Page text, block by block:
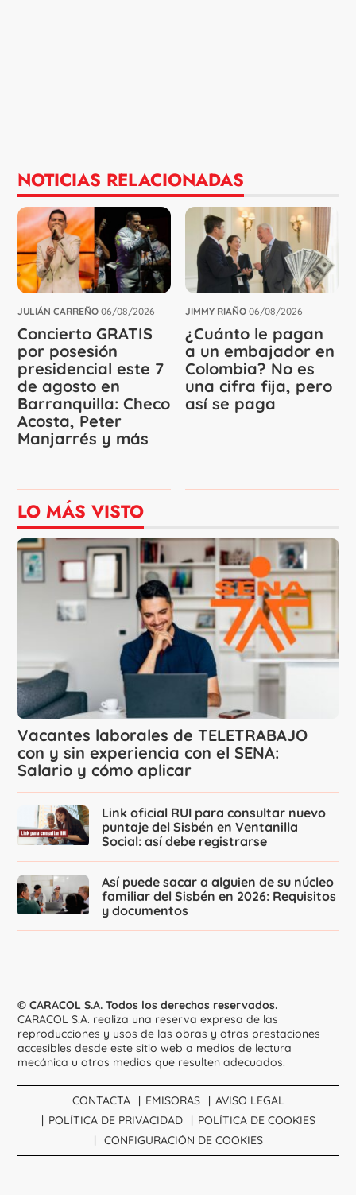
NOTICIAS RELACIONADAS
JULIÁN CARREÑO 06/08/2026
Concierto GRATIS
por posesión
presidencial este 7
de agosto en
Barranquilla: Checo
Acosta, Peter
Manjarrés y más
JIMMY RIAÑO 06/08/2026
¿Cuánto le pagan
a un embajador en
Colombia? No es
una cifra fija, pero
así se paga
LO MÁS VISTO
Vacantes laborales de TELETRABAJO
con y sin experiencia con el SENA:
Salario y cómo aplicar
Link oficial RUI para consultar nuevo
puntaje del Sisbén en Ventanilla
Social: así debe registrarse
Así puede sacar a alguien de su núcleo
familiar del Sisbén en 2026: Requisitos
y documentos
© CARACOL S.A. Todos los derechos reservados.
CARACOL S.A. realiza una reserva expresa de las
reproducciones y usos de las obras y otras prestaciones
accesibles desde este sitio web a medios de lectura
mecánica u otros medios que resulten adecuados.
CONTACTA EMISORAS
AVISO LEGAL
POLÍTICA DE PRIVACIDAD
POLÍTICA DE COOKIES
CONFIGURACIÓN DE COOKIES